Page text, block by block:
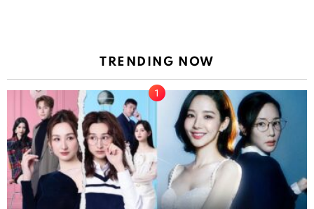
TRENDING NOW